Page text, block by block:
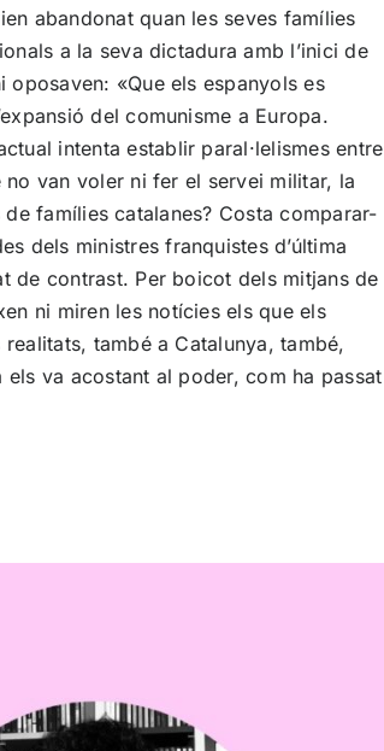
abandonat quan les seves famílies
a la seva dictadura amb l’inici de
«Que els espanyols es
del comunisme a Europa.
intenta establir paral·lelismes entre
van voler ni fer el servei militar, la
famílies catalanes? Costa comparar-
dels ministres franquistes d’última
de contrast. Per boicot dels mitjans de
ni miren les notícies els que els
també a Catalunya, també,
va acostant al poder, com ha passat